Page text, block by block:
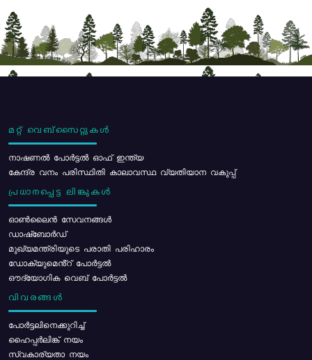
മറ്റ് വെബ്സൈറ്റുകൾ
നാഷണൽ പോർട്ടൽ ഓഫ് ഇന്ത്യ
കേന്ദ്ര വനം പരിസ്ഥിതി കാലാവസ്ഥ വ്യതിയാന വകുപ്പ്
പ്രധാനപ്പെട്ട ലിങ്കുകൾ
ഓൺലൈൻ സേവനങ്ങൾ
ഡാഷ്ബോർഡ്
മുഖ്യമന്ത്രിയുടെ പരാതി പരിഹാരം
ഡോക്യുമെൻ്റ് പോർട്ടൽ
ഔദ്യോഗിക വെബ് പോർട്ടൽ
വിവരങ്ങൾ
പോര്‍ട്ടലിനെക്കുറിച്ച്
ഹൈപ്പർലിങ്ക് നയം
സ്വകാര്യതാ നയം